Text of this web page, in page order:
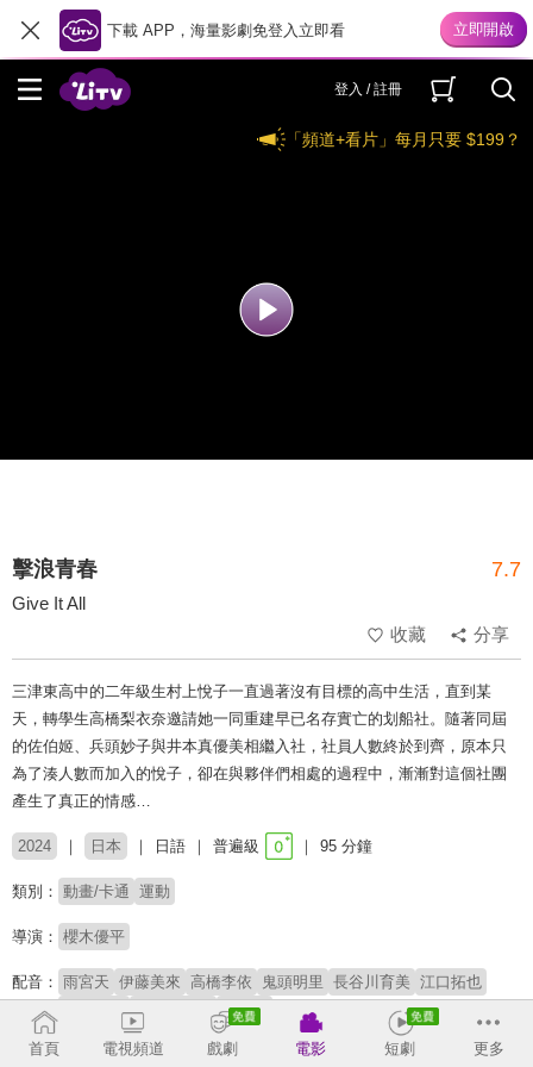
下載 APP，海量影劇免登入立即看
登入 / 註冊
「頻道+看片」每月只要 $199？
擊浪青春 7.7
Give It All
收藏
分享
三津東高中的二年級生村上悅子一直過著沒有目標的高中生活，直到某
天，轉學生高橋梨衣奈邀請她一同重建早已名存實亡的划船社。隨著同屆
的佐伯姬、兵頭妙子與井本真優美相繼入社，社員人數終於到齊，原本只
為了湊人數而加入的悅子，卻在與夥伴們相處的過程中，漸漸對這個社團
產生了真正的情感…
2024 日本 日語 普遍級 95 分鐘
類別： 動畫/卡通 運動
導演： 櫻木優平
配音： 雨宮天 伊藤美來 高橋李依 鬼頭明里 長谷川育美 江口拓也
竹達彩奈 三森すずこ 內田彩
原著： 敷村良子
首頁 電視頻道 戲劇 電影 短劇 更多